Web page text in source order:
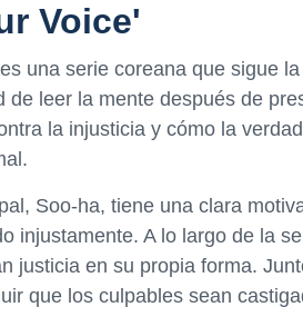
Voice'
una serie coreana que sigue
de leer la mente después de
la injusticia y cómo la
Soo-ha, tiene una clara
injustamente. A lo largo de la
justicia en su propia forma.
que los culpables sean